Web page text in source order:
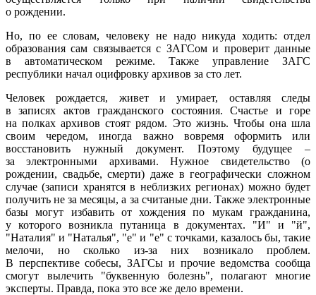
о рождении.
Но, по ее словам, человеку не надо никуда ходить: отдел
образования сам связывается с ЗАГСом и проверит данные
в автоматическом режиме. Также управление ЗАГС
республики начал оцифровку архивов за сто лет.
Человек рождается, живет и умирает, оставляя следы
в записях актов гражданского состояния. Счастье и горе
на полках архивов стоят рядом. Это жизнь. Чтобы она шла
своим чередом, иногда важно вовремя оформить или
восстановить нужный документ. Поэтому будущее –
за электронными архивами. Нужное свидетельство (о
рождении, свадьбе, смерти) даже в географически сложном
случае (записи хранятся в неблизких регионах) можно будет
получить не за месяцы, а за считаные дни. Также электронные
базы могут избавить от хождения по мукам гражданина,
у которого возникла путаница в документах. "И" и "й",
"Наталия" и "Наталья", "е" и "е" с точками, казалось бы, такие
мелочи, но сколько из-за них возникало проблем.
В перспективе собесы, ЗАГСы и прочие ведомства сообща
смогут вылечить "буквенную болезнь", полагают многие
эксперты. Правда, пока это все же дело времени.